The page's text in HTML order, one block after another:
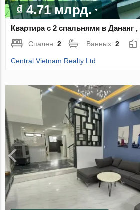
₫ 4.71 млрд.
Квартира с 2 спальнями в Дананг
Спален:2 Ванных:2
Central Vietnam Realty Ltd